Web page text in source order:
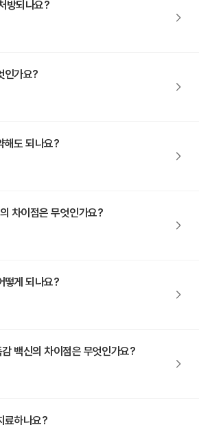
방되나요?
인가요?
해도 되나요?
차이점은 무엇인가요?
떻게 되나요?
백신의 차이점은 무엇인가요?
료하나요?